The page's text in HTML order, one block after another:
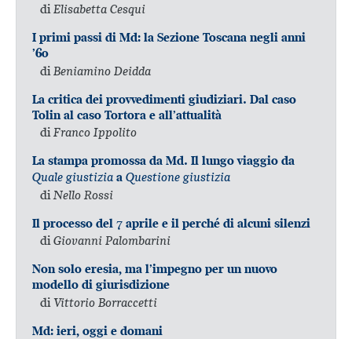
diElisabetta Cesqui
I primi passi di Md: la Sezione Toscana negli anni
’60
di Beniamino Deidda
La critica dei provvedimenti giudiziari. Dal caso
Tolin al caso Tortora e all’attualità
diFranco Ippolito
La stampa promossa da Md. Il lungo viaggio da
Quale giustizia a Questione giustizia
di Nello Rossi
Il processo del 7 aprile e il perché di alcuni silenzi
diGiovanni Palombarini
Non solo eresia, ma l’impegno per un nuovo
modello di giurisdizione
di Vittorio Borraccetti
Md: ieri, oggi e domani